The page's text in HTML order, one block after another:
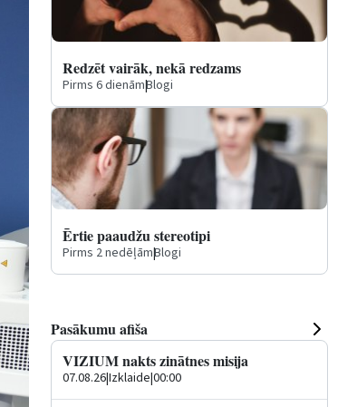
Redzēt vairāk, nekā redzams
Pirms 6 dienām|Blogi
Ērtie paaudžu stereotipi
Pirms 2 nedēļām|Blogi
Pasākumu afiša
VIZIUM nakts zinātnes misija
07.08.26|Izklaide|00:00